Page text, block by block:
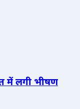
में लगी भीषण